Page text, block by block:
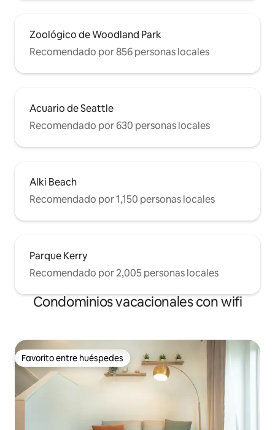
Zoológico de Woodland Park
Recomendado por 856 personas locales
Acuario de Seattle
Recomendado por 630 personas locales
Alki Beach
Recomendado por 1,150 personas locales
Parque Kerry
Recomendado por 2,005 personas locales
Condominios vacacionales con wifi
Favorito entre huéspedes
Favorito entre huéspedes